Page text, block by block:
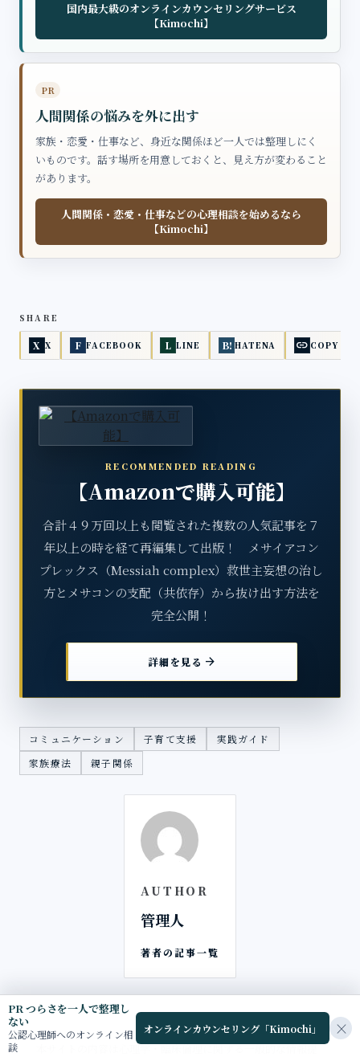
国内最大級のオンラインカウンセリングサービス
【Kimochi】
PR
人間関係の悩みを外に出す
家族・恋愛・仕事など、身近な関係ほど一人では整理しにく
いものです。話す場所を用意しておくと、見え方が変わること
があります。
人間関係・恋愛・仕事などの心理相談を始めるなら
【Kimochi】
SHARE
X X F FACEBOOK L LINE B! HATENA link COPY
RECOMMENDED READING
【Amazonで購入可能】
合計４９万回以上も閲覧された複数の人気記事を７
年以上の時を経て再編集して出版！ メサイアコン
プレックス（Messiah complex）救世主妄想の治し
方とメサコンの支配（共依存）から抜け出す方法を
完全公開！
詳細を見る arrow_forward
コミュニケーション 子育て支援
実践ガイド
家族療法
親子関係
AUTHOR
管理人
著者の記事一覧
本サイトの内容は心理学・臨床倫理に関する一般的な情報提
PR つらさを一人で整理し
ない
公認心理師へのオンライン相
談
オンラインカウンセリング「Kimochi」 ×